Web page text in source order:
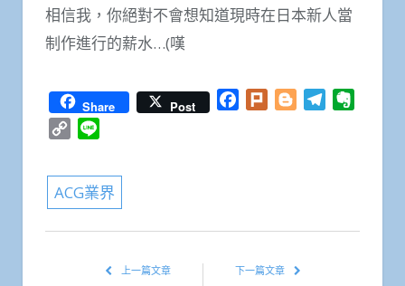
相信我，你絕對不會想知道現時在日本新人當
制作進行的薪水…(嘆
Share Post Facebook
Plurk BloggerTelegram
Copy
ACG業界
上一篇文章 下一篇文章